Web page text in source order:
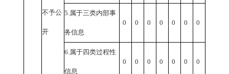
不予公
开
5. 属于三类内部事
务信息
0 0 0 0 0 0 0
6. 属于四类过程性
信息
0 0 0 0 0 0 0